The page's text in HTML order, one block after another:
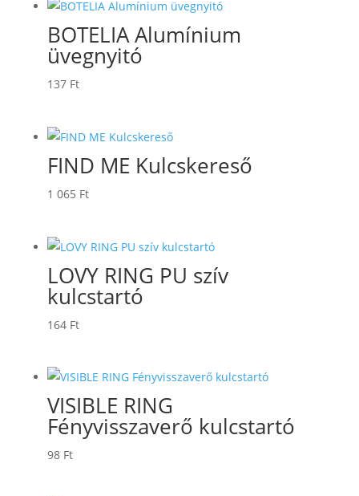
BOTELIA Alumínium
üvegnyitó
137 Ft
FIND ME Kulcskereső
1 065 Ft
LOVY RING PU szív
kulcstartó
164 Ft
VISIBLE RING
Fényvisszaverő kulcstartó
98 Ft